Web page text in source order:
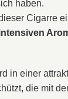
haben.
Cigarre
in einer
die mit